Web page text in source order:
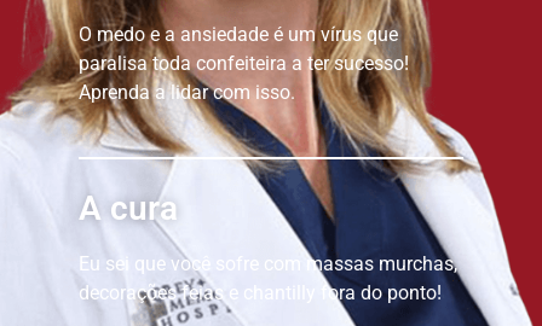
O medo e a ansiedade é um vírus que
paralisa toda confeiteira a ter sucesso!
Aprenda a lidar com isso.
A cura
Eu sei que você sofre com massas murchas,
decorações feias e chantilly fora do ponto!